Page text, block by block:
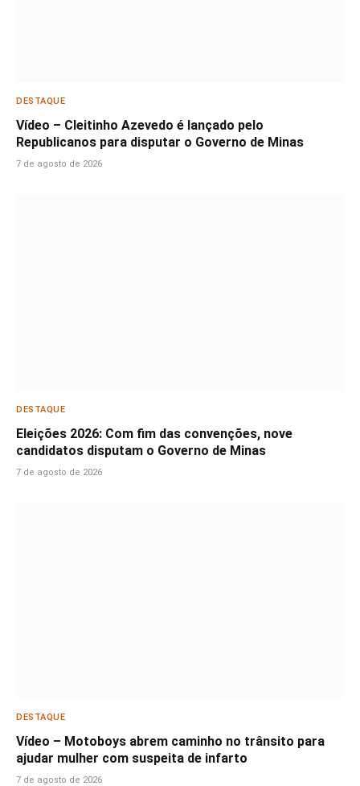
DESTAQUE
Vídeo – Cleitinho Azevedo é lançado pelo
Republicanos para disputar o Governo de Minas
7 de agosto de 2026
DESTAQUE
Eleições 2026: Com fim das convenções, nove
candidatos disputam o Governo de Minas
7 de agosto de 2026
DESTAQUE
Vídeo – Motoboys abrem caminho no trânsito para
ajudar mulher com suspeita de infarto
7 de agosto de 2026